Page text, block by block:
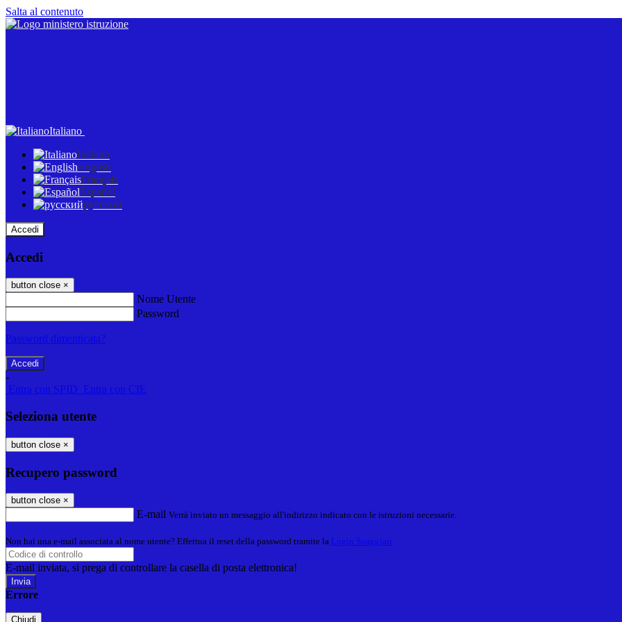
Salta al contenuto
Italiano
Italiano
English
Français
Español
русский
Accedi
Accedi
button close ×
Nome Utente
Password
Password dimenticata?
-
Entra con SPID
Entra con CIE
Seleziona utente
button close ×
Recupero password
button close ×
E-mail Verrà inviato un messaggio all'indirizzo indicato con le istruzioni necessarie.
Non hai una e-mail associata al nome utente? Effettua il reset della password tramite la Login Spaggiari
E-mail inviata, si prega di controllare la casella di posta elettronica!
Errore
Chiudi